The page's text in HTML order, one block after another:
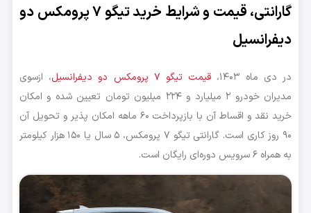
گارانتی، قیمت و شرایط خرید تیگو ۷ پرومکس دو
دیفرانسیل
در دی ماه ۱۴۰۳، قیمت تیگو ۷ پرومکس دو دیفرانسیل
، ازسوی
مدیران خودرو ۲ میلیارد و ۲۲۴ میلیون تومان تعیین شده و امکان
خرید نقد و اقساط آن با بازپرداخت ۶۰ ماهه امکان پذیر و تحویل آن
۹۰ روز کاری است. گارانتی تیگو ۷ پرومکس، ۵ سال یا ۱۵۰ هزار کیلومتر
به همراه ۶ سرویس دوره‌ای رایگان است.